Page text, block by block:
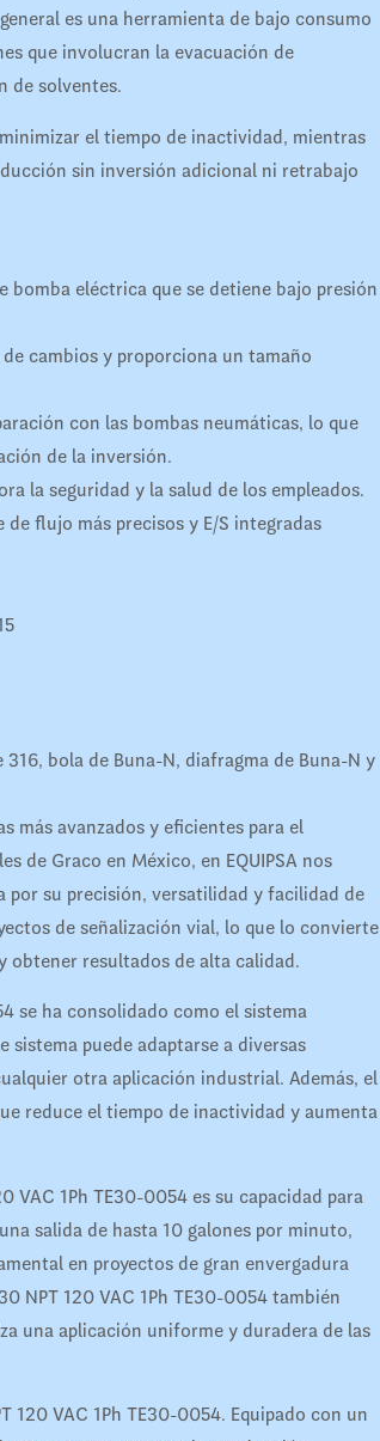
es una herramienta de bajo consumo
que involucran la evacuación de
de solventes.
el tiempo de inactividad, mientras
sin inversión adicional ni retrabajo
bomba eléctrica que se detiene bajo presión
cambios y proporciona un tamaño
con las bombas neumáticas, lo que
de la inversión.
la seguridad y la salud de los empleados.
flujo más precisos y E/S integradas
bola de Buna-N, diafragma de Buna-N y
más avanzados y eficientes para el
de Graco en México, en EQUIPSA nos
por su precisión, versatilidad y facilidad de
de señalización vial, lo que lo convierte
obtener resultados de alta calidad.
se ha consolidado como el sistema
puede adaptarse a diversas
otra aplicación industrial. Además, el
reduce el tiempo de inactividad y aumenta
VAC 1Ph TE30-0054 es su capacidad para
salida de hasta 10 galones por minuto,
en proyectos de gran envergadura
NPT 120 VAC 1Ph TE30-0054 también
una aplicación uniforme y duradera de las
120 VAC 1Ph TE30-0054. Equipado con un